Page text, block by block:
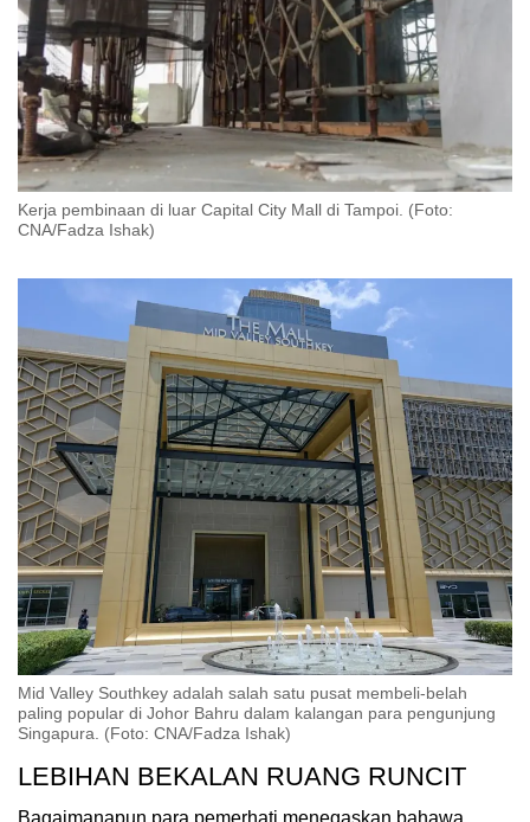
Kerja pembinaan di luar Capital City Mall di Tampoi. (Foto:
CNA/Fadza Ishak)
Mid Valley Southkey adalah salah satu pusat membeli-belah
paling popular di Johor Bahru dalam kalangan para pengunjung
Singapura. (Foto: CNA/Fadza Ishak)
LEBIHAN BEKALAN RUANG RUNCIT
Bagaimanapun para pemerhati menegaskan bahawa